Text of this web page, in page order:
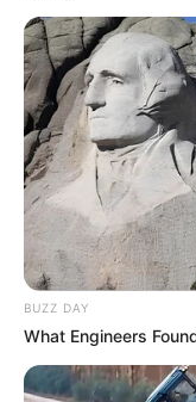
TEMAS
RECIBO DEL
CORTES DE LUZ
REGIOTRAM
LOCALIDAD
BUZZ DAY
What Engineers